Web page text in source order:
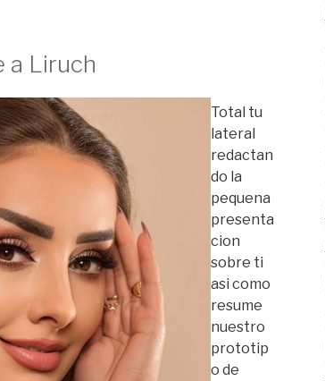
a Liruch
Total tu
lateral
redactan
do la
pequena
presenta
cion
sobre ti
asi como
resume
nuestro
prototip
o de